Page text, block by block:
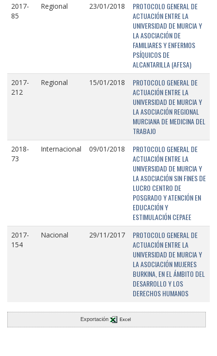
2017-
85
Regional 23/01/2018
PROTOCOLO GENERAL DE
ACTUACIÓN ENTRE LA
UNIVERSIDAD DE MURCIA Y
LA ASOCIACIÓN DE
FAMILIARES Y ENFERMOS
PSÍQUICOS DE
ALCANTARILLA (AFESA)
2017-
212
Regional 15/01/2018
PROTOCOLO GENERAL DE
ACTUACIÓN ENTRE LA
UNIVERSIDAD DE MURCIA Y
LA ASOCIACIÓN REGIONAL
MURCIANA DE MEDICINA DEL
TRABAJO
2018-
73
Internacional 09/01/2018
PROTOCOLO GENERAL DE
ACTUACIÓN ENTRE LA
UNIVERSIDAD DE MURCIA Y
LA ASOCIACIÓN SIN FINES DE
LUCRO CENTRO DE
POSGRADO Y ATENCIÓN EN
EDUCACIÓN Y
ESTIMULACIÓN CEPAEE
2017-
154
Nacional 29/11/2017
PROTOCOLO GENERAL DE
ACTUACIÓN ENTRE LA
UNIVERSIDAD DE MURCIA Y
LA ASOCIACIÓN MUJERES
BURKINA, EN EL ÁMBITO DEL
DESARROLLO Y LOS
DERECHOS HUMANOS
Exportación Excel